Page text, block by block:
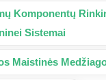
Komponentų
Sistemai
Maistinės